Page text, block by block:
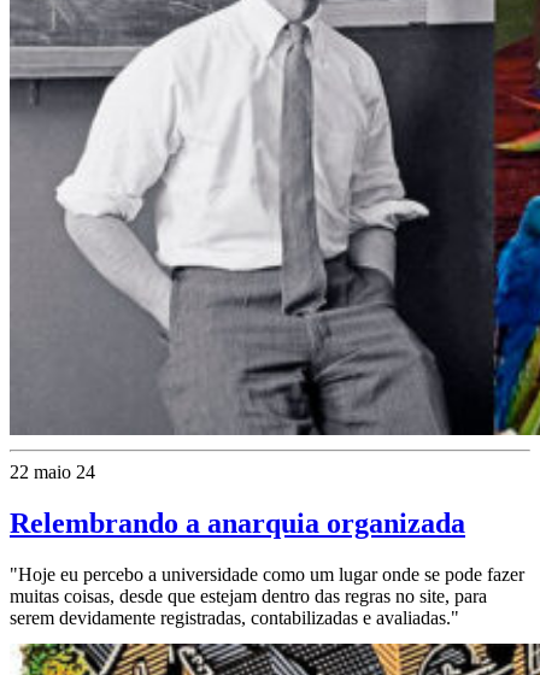
22 maio 24
Relembrando a anarquia organizada
"Hoje eu percebo a universidade como um lugar onde se pode fazer
muitas coisas, desde que estejam dentro das regras no site, para
serem devidamente registradas, contabilizadas e avaliadas."